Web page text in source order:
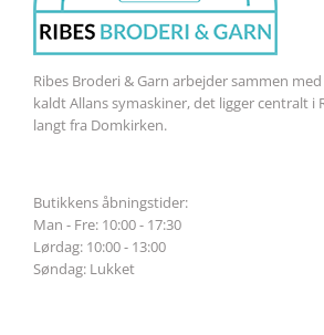
Ribes Broderi & Garn arbejder sammen
kaldt Allans symaskiner, det ligger centralt i
langt fra Domkirken.
Butikkens åbningstider:
Man - Fre: 10:00 - 17:30
Lørdag: 10:00 - 13:00
Søndag: Lukket